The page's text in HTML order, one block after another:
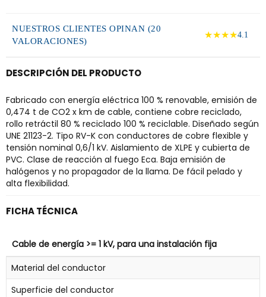
NUESTROS CLIENTES OPINAN (20
VALORACIONES)
★★★★4.1
DESCRIPCIÓN DEL PRODUCTO
Fabricado con energía eléctrica 100 % renovable, emisión de
0,474 t de CO2 x km de cable, contiene cobre reciclado,
rollo retráctil 80 % reciclado 100 % reciclable. Diseñado según
UNE 21123-2. Tipo RV-K con conductores de cobre flexible y
tensión nominal 0,6/1 kV. Aislamiento de XLPE y cubierta de
PVC. Clase de reacción al fuego Eca. Baja emisión de
halógenos y no propagador de la llama. De fácil pelado y
alta flexibilidad.
FICHA TÉCNICA
Cable de energía >= 1 kV, para una instalación fija
Material del conductor
Superficie del conductor